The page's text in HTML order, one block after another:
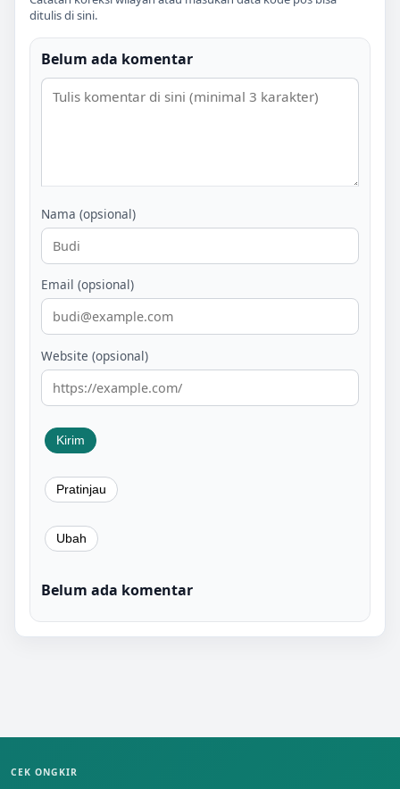
ditulis di sini.
Belum ada komentar
Nama (opsional)
Email (opsional)
Website (opsional)
Belum ada komentar
CEK ONGKIR